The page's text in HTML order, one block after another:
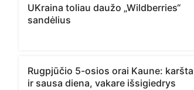
UKraina toliau daužo „Wildberries“
sandėlius
Rugpjūčio 5-osios orai Kaune: karšta
ir sausa diena, vakare išsigiedrys